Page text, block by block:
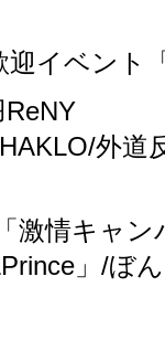
イベント
ReNY
外道
激情キャン
」 /ぼ